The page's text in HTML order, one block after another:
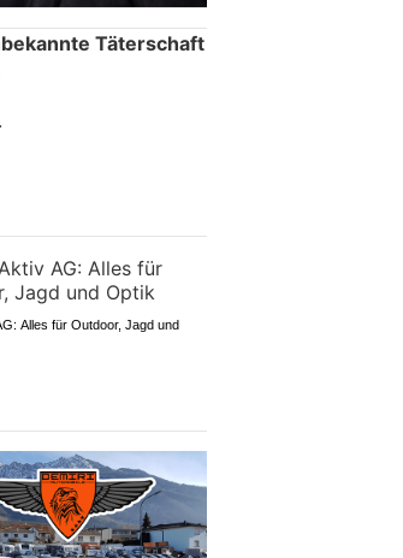
Täterschaft
Alles für Outdoor, Jagd und